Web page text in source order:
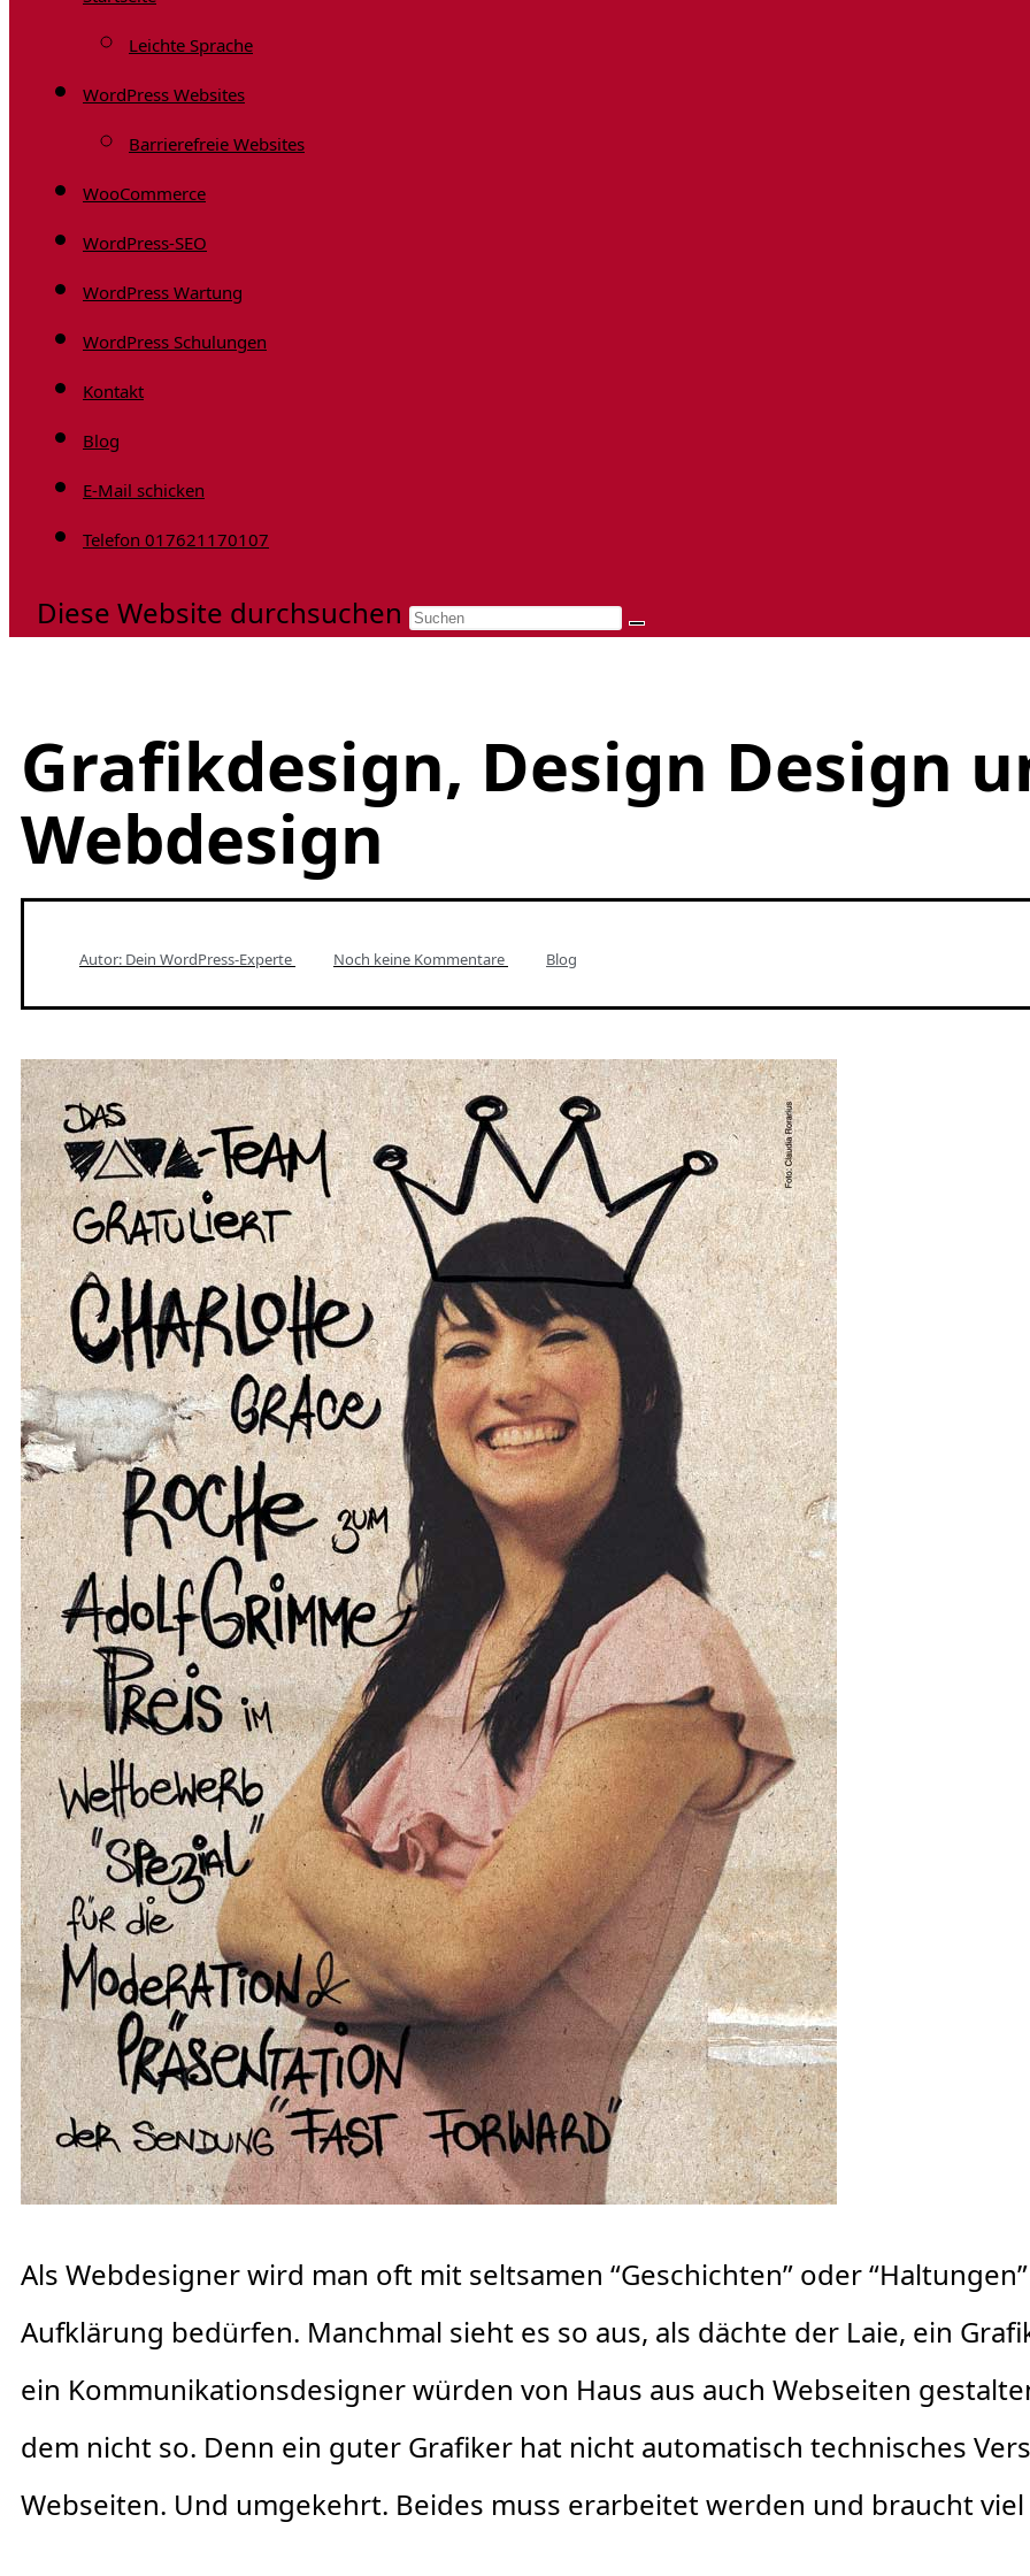
Leichte Sprache
WordPress Websites
Barrierefreie Websites
WooCommerce
WordPress-SEO
WordPress Wartung
WordPress Schulungen
Kontakt
Blog
E-Mail schicken
Telefon 017621170107
Diese Website durchsuchen
Grafikdesign, Design Design
Webdesign
Autor: Dein WordPress-Experte Noch keine Kommentare Blog
Als Webdesigner wird man oft mit seltsamen “Geschichten” oder
Aufklärung bedürfen. Manchmal sieht es so aus, als dächte der Laie, ein
ein Kommunikationsdesigner würden von Haus aus auch Webseiten
dem nicht so. Denn ein guter Grafiker hat nicht automatisch technisches
Webseiten. Und umgekehrt. Beides muss erarbeitet werden und braucht